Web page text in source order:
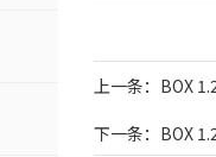
上一条：BOX
下一条：BOX